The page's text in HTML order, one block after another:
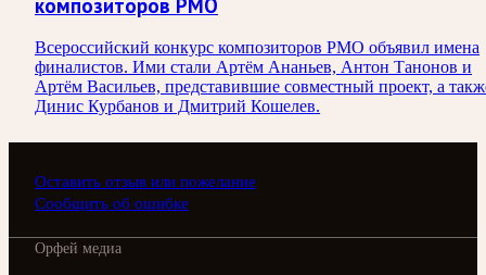
композиторов РМО
Всероссийский конкурс композиторов РМО объявил имена
финалистов. Ими стали Артём Ананьев, Антон Танонов и
Артём Васильев, представившие совместный проект, а
Динис Курбанов и Дмитрий Кошелев.
Оставить отзыв или пожелание
Сообщить об ошибке
Орфей медиа